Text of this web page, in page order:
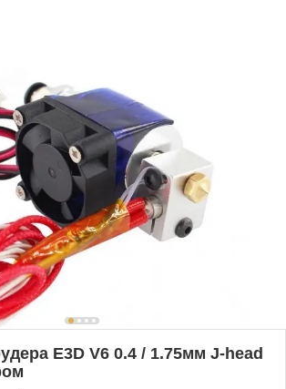
E3D V6 0.4 / 1.75мм J-head